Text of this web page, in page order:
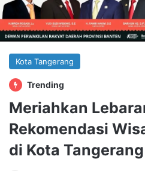
Kota Tangerang
Trending
Meriahkan
Rekomendasi
di Kota Tangerang